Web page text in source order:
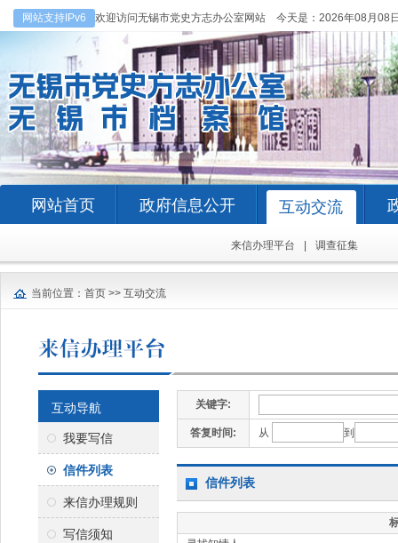
网站支持IPv6 欢迎访问无锡市党史方志办公室网站 今天是： 2026年08月08
网站首页 政府信息公开 互动交流
来信办理平台 调查征集
当前位置： 首页 >> 互动交流
互动导航
我要写信
信件列表
来信办理规则
写信须知
关键字:
答复时间: 从 到
信件列表